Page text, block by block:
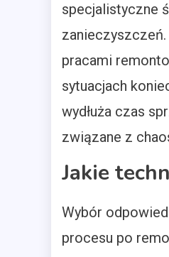
specjalistyczne
pracami
sytuacjach
wydłuża czas
związane z
Jakie
Wybór
procesu po